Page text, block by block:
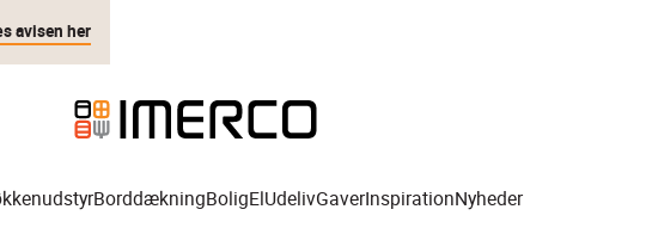
avisen her
BorddækningBoligElUdelivGaverInspirationNyheder